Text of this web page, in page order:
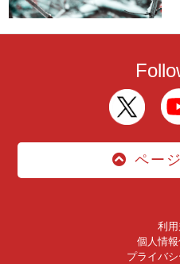
ペー
利
個人情
プライバ